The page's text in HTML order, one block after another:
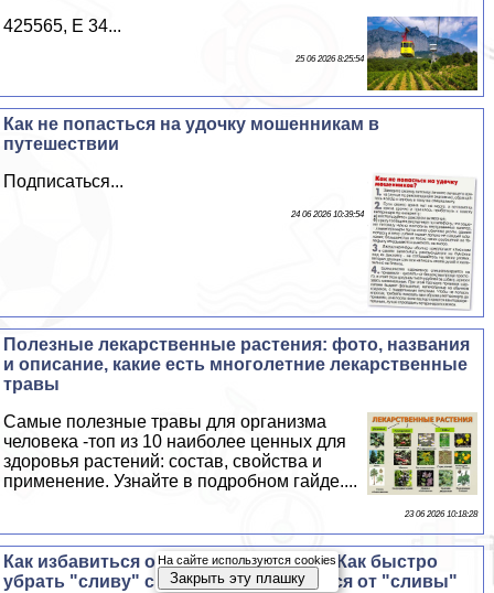
425565, E 34...
25 06 2026 8:25:54
Как не попастьcя на удочку мошенникам в
путешествии
Подписаться...
24 06 2026 10:39:54
Полезные лекарственные растения: фото, названия
и описание, какие есть многолетние лекарственные
травы
Самые полезные травы для организма
человека -топ из 10 наиболее ценных для
здоровья растений: состав, свойства и
применение. Узнайте в подробном гайде....
23 06 2026 10:18:28
Как избавиться от "сливки" на носу? Как быстро
убрать "сливу" с носа? Как избавиться от "сливы"
На сайте используются cookies
Закрыть эту плашку